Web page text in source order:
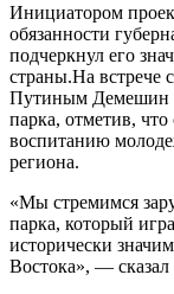
Инициатором
обязанности
подчеркнул его
страны.На встрече
Путиным Демешин
парка, отметив, что
воспитанию
региона.
«Мы стремимся
парка, который
исторически
Востока», —